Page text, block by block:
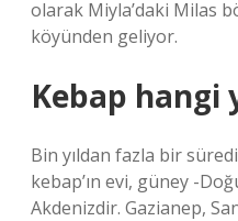
olarak Miyla’daki Milas
köyünden geliyor.
Kebap
Bin yıldan fazla bir
kebap’ın evi, güney -
Akdenizdir. Gazianep,